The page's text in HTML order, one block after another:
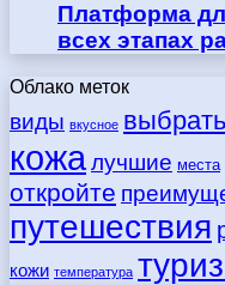
Платформа
всех этапах
Облако меток
виды вкусное выбрать
кожалучшие места
откройте
путешествия
кожи температура